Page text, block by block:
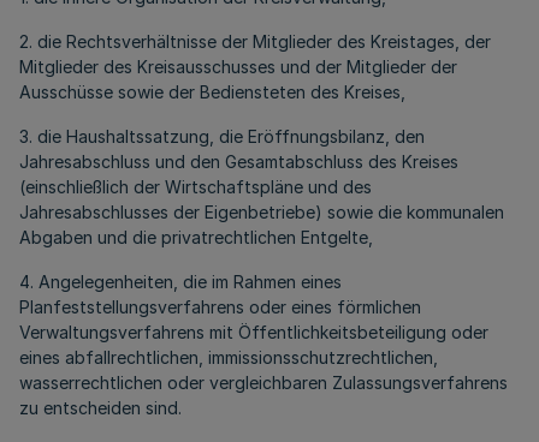
2. die Rechtsverhältnisse der Mitglieder des Kreistages, der
Mitglieder des Kreisausschusses und der Mitglieder der
Ausschüsse sowie der Bediensteten des Kreises,
3. die Haushaltssatzung, die Eröffnungsbilanz, den
Jahresabschluss und den Gesamtabschluss des Kreises
(einschließlich der Wirtschaftspläne und des
Jahresabschlusses der Eigenbetriebe) sowie die kommunalen
Abgaben und die privatrechtlichen Entgelte,
4. Angelegenheiten, die im Rahmen eines
Planfeststellungsverfahrens oder eines förmlichen
Verwaltungsverfahrens mit Öffentlichkeitsbeteiligung oder
eines abfallrechtlichen, immissionsschutzrechtlichen,
wasserrechtlichen oder vergleichbaren Zulassungsverfahrens
zu entscheiden sind.